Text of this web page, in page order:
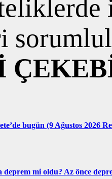
bugün (9 Ağustos 2026
deprem mi oldu? Az önce